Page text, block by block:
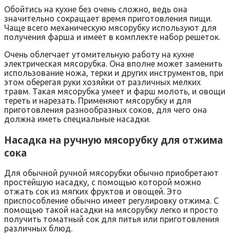
Обойтись на кухне без очень сложно, ведь она
значительно сокращает время приготовления пищи.
Чаще всего механическую мясорубку используют для
получения фарша и имеет в комплекте набор решеток.
Очень облегчает утомительную работу на кухне
электрическая мясорубка. Она вполне может заменить
использование ножа, терки и других инструментов, при
этом оберегая руки хозяйки от различных мелких
травм. Такая мясорубка умеет и фарш молоть, и овощи
тереть и нарезать. Применяют мясорубку и для
приготовления разнообразных соков, для чего она
должна иметь специальные насадки.
Насадка на ручную мясорубку для отжима
сока
Для обычной ручной мясорубки обычно приобретают
простейшую насадку, с помощью которой можно
отжать сок из мягких фруктов и овощей. Это
приспособление обычно имеет регулировку отжима. С
помощью такой насадки на мясорубку легко и просто
получить томатный сок для питья или приготовления
различных блюд.